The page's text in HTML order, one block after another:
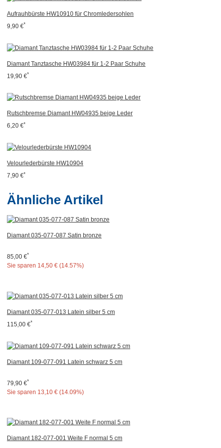
Aufrauhbürste HW10910 für Chromledersohlen
9,90 €*
Diamant Tanztasche HW03984 für 1-2 Paar Schuhe
19,90 €*
Rutschbremse Diamant HW04935 beige Leder
6,20 €*
Velourlederbürste HW10904
7,90 €*
Ähnliche Artikel
Diamant 035-077-087 Satin bronze
85,00 €*
Sie sparen 14,50 € (14.57%)
Diamant 035-077-013 Latein silber 5 cm
115,00 €*
Diamant 109-077-091 Latein schwarz 5 cm
79,90 €*
Sie sparen 13,10 € (14.09%)
Diamant 182-077-001 Weite F normal 5 cm